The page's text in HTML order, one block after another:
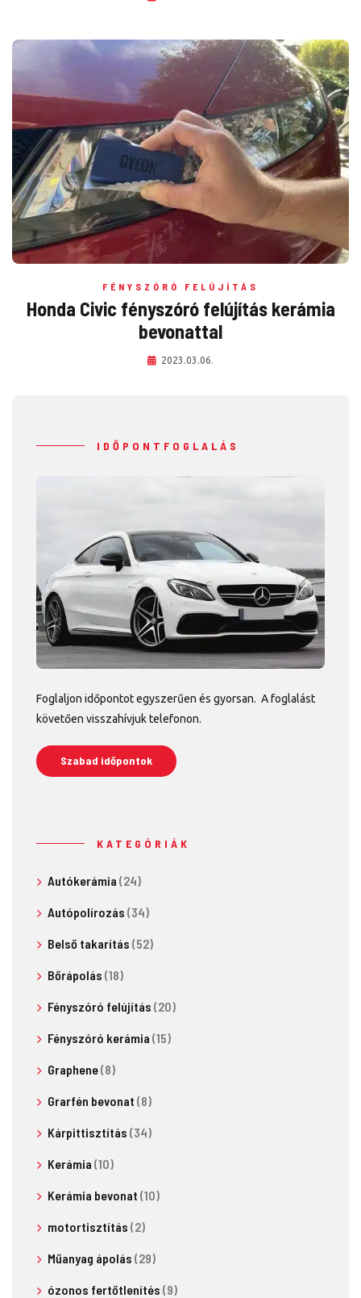
FÉNYSZÓRÓ FELÚJÍTÁS
Honda Civic fényszóró felújítás kerámia
bevonattal
2023.03.06.
IDŐPONTFOGLALÁS
Foglaljon időpontot egyszerűen és gyorsan. A foglalást
követően visszahívjuk telefonon.
Szabad időpontok
KATEGÓRIÁK
Autókerámia (24)
Autópolírozás (34)
Belső takarítás (52)
Bőrápolás (18)
Fényszóró felújítás (20)
Fényszóró kerámia (15)
Graphene(8)
Grarfén bevonat (8)
Kárpittisztítás (34)
Kerámia (10)
Kerámia bevonat (10)
motortisztítás (2)
Műanyag ápolás (29)
ózonos fertőtlenítés (9)